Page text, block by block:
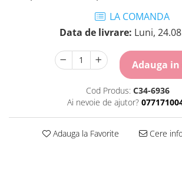
LA COMANDA
Data de livrare: Luni,
Adauga in
Cod Produs: C34-6936
Ai nevoie de ajutor?
Adauga la Favorite Cere